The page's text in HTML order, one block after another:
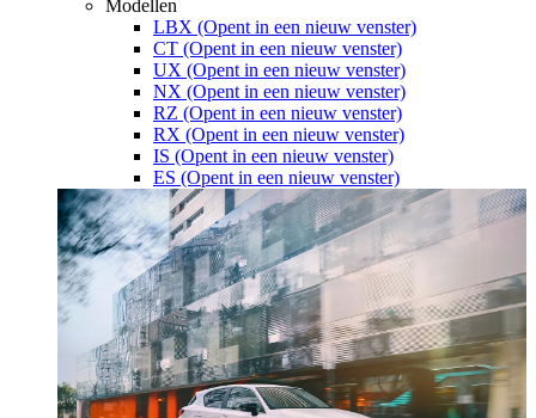
Modellen
LBX (Opent in een nieuw venster)
CT (Opent in een nieuw venster)
UX (Opent in een nieuw venster)
NX (Opent in een nieuw venster)
RZ (Opent in een nieuw venster)
RX (Opent in een nieuw venster)
IS (Opent in een nieuw venster)
ES (Opent in een nieuw venster)